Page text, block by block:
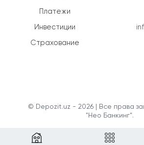
Платежи
Инвестиции
Страхование
© Depozit.uz - 2026 | Все права
"Нео Банкинг".